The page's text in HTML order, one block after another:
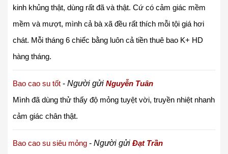
kinh khủng thật, dùng rất đã và thật. Cứ có cảm giác mềm
mềm và mượt, mình cả bà xã đều rất thích mỗi tội giá hơi
chát. Mỗi tháng 6 chiếc bằng luôn cả tiền thuê bao K+ HD
hàng tháng.
Bao cao su tốt - Người gửi Nguyễn Tuân
Mình đã dùng thử thấy độ mỏng tuyệt vời, truyền nhiệt nhanh
cảm giác chân thật.
Bao cao su siêu mỏng - Người gửi Đạt Trần